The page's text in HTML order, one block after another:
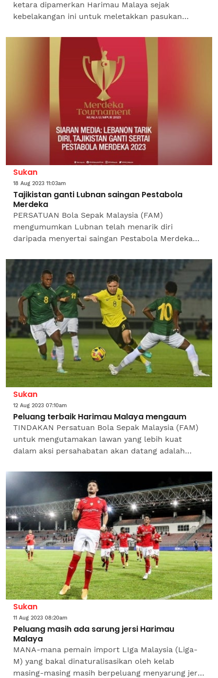
ketara dipamerkan Harimau Malaya sejak
kebelakangan ini untuk meletakkan pasukan
dalam tempoh 17 tahun...
Sukan
18 Aug 2023 11:03am
Tajikistan ganti Lubnan saingan Pestabola
Merdeka
PERSATUAN Bola Sepak Malaysia (FAM)
mengumumkan Lubnan telah menarik diri
daripada menyertai saingan Pestabola Merdeka
hingga 17 Oktober...
Sukan
12 Aug 2023 07:10am
Peluang terbaik Harimau Malaya mengaum
TINDAKAN Persatuan Bola Sepak Malaysia (FAM)
untuk mengutamakan lawan yang lebih kuat
dalam aksi persahabatan akan datang adalah
kebangsaan, Wan Jamak Wan...
Sukan
11 Aug 2023 08:20am
Peluang masih ada sarung jersi Harimau
Malaya
MANA-mana pemain import LIga Malaysia (Liga-
M) yang bakal dinaturalisasikan oleh kelab
masing-masing masih berpeluang menyarung jersi